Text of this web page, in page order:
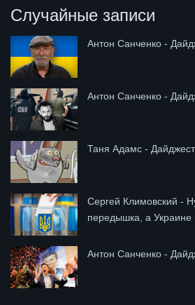
Случайные записи
Антон Санченко -
Антон Санченко -
Таня Адамс -
Сергей Климовский -
передышка, а
Антон Санченко -